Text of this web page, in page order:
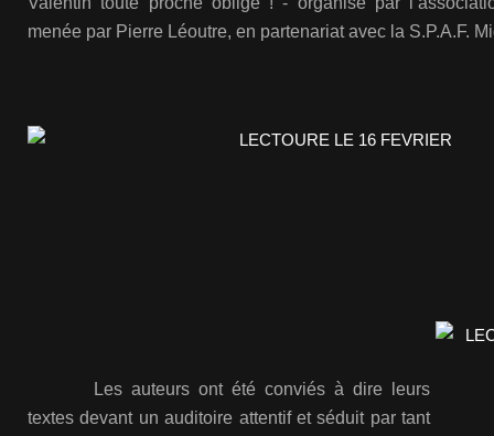
menée par Pierre Léoutre, en partenariat avec la S.P.A.F.
Les auteurs ont été conviés à dire leurs
textes devant un auditoire attentif et séduit par tant